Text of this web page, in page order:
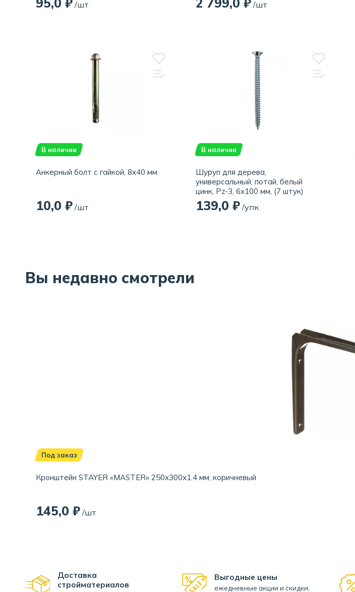
/шт /шт
В наличии
Анкерный болт с гайкой, 8x40 мм
10,0 ₽ /шт
В наличии
Шуруп для дерева,
универсальный, потай, белый
цинк, Pz-3, 6х100 мм, (7 штук)
139,0 ₽ /упк
Вы недавно смотрели
Под заказ
Кронштейн STAYER «MASTER» 250x300x1.4 мм, коричневый
145,0 ₽ /шт
Доставка
стройматериалов
Выгодные цены
ежедневные акции и скидки,